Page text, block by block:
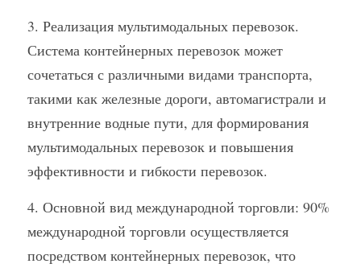
3. Реализация мультимодальных перевозок.
Система контейнерных перевозок может
сочетаться с различными видами транспорта,
такими как железные дороги, автомагистрали и
внутренние водные пути, для формирования
мультимодальных перевозок и повышения
эффективности и гибкости перевозок.
4. Основной вид международной торговли: 90%
международной торговли осуществляется
посредством контейнерных перевозок, что